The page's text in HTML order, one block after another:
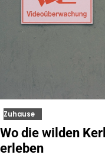
Zuhause
Wo die wilden
erleben